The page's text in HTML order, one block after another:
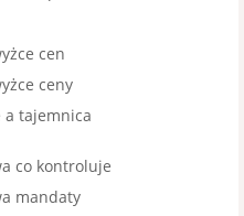
cen
ceny
tajemnica
co kontroluje
mandaty